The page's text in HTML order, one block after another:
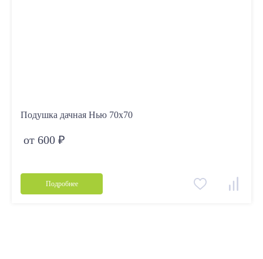
Подушка дачная Нью 70х70
от 600 ₽
Подробнее